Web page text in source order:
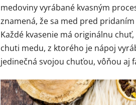
medoviny vyrábané kvasným
znamená, že sa med pred
Každé kvasenie má originálnu
chuti medu, z ktorého je nápoj
jedinečná svojou chuťou, vôňou aj